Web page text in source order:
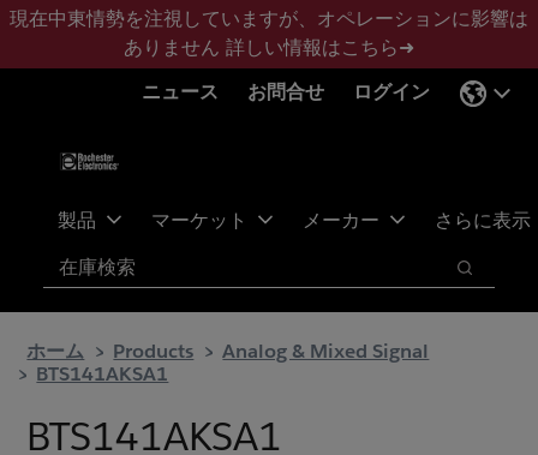
メ
ン
フ
タ
現在中東情勢を注視していますが、オペレーションに影響は
ありません 詳しい情報はこちら➜
ニュース
お問合せ ログイン
製品 マーケット メーカー さらに表示
検索
検索
ホーム Products
Analog & Mixed Signal
BTS141AKSA1
BTS141AKSA1